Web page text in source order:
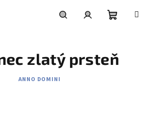
košík
zlatý prsteň
ANNO DOMINI